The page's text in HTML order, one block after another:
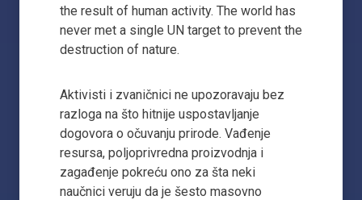
the result of human activity. The world has
never met a single UN target to prevent the
destruction of nature.
Aktivisti i zvaničnici ne upozoravaju bez
razloga na što hitnije uspostavljanje
dogovora o očuvanju prirode. Vađenje
resursa, poljoprivredna proizvodnja i
zagađenje pokreću ono za šta neki
naučnici veruju da je šesto masovno